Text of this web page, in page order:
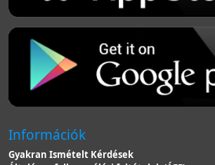
Információk
Gyakran Ismételt Kérdések